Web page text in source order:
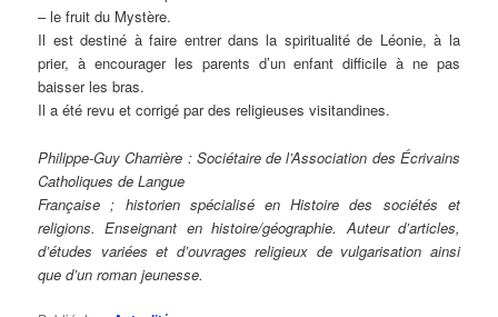
– le fruit du Mystère.
Il est destiné à faire entrer dans la spiritualité de Léonie, à la
prier, à encourager les parents d’un enfant difficile à ne pas
baisser les bras.
Il a été revu et corrigé par des religieuses visitandines.
Philippe-Guy Charrière : Sociétaire de l’Association des Écrivains
Catholiques de Langue
Française ; historien spécialisé en Histoire des sociétés et
religions. Enseignant en histoire/géographie. Auteur d’articles,
d’études variées et d’ouvrages religieux de vulgarisation ainsi
que d’un roman jeunesse.